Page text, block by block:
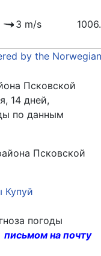
3 m/s
by the
Псковской
14 дней,
по данным
Псковской
Купуй
погоды
письмом на почту